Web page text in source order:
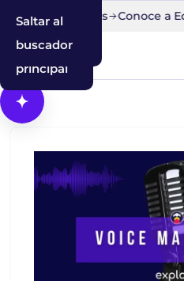
Saltar al
contenido
principal
Saltar a la
navegación
Saltar al
buscador
en 30 minutos Conoce a
Abrir Cosmos, el asistente con IA